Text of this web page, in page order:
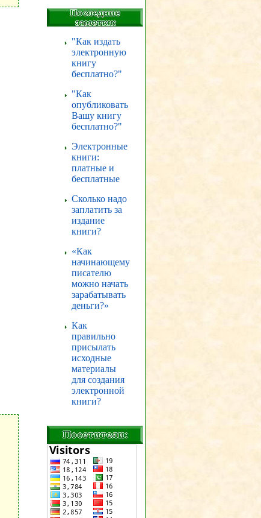
"Как издать
электронную
книгу
бесплатно?"
"Как
опубликовать
Вашу книгу
бесплатно?"
Электронные
книги:
платные и
бесплатные
Сколько надо
заплатить за
издание
книги?
«Как
начинающему
писателю
можно начать
зарабатывать
деньги?»
Как
правильно
присылать
исходные
материалы
для создания
электронной
книги?